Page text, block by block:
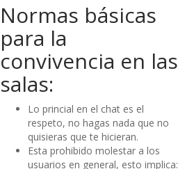
Normas básicas
para la
convivencia en las
salas:
Lo princial en el chat es el
respeto, no hagas nada que no
quisieras que te hicieran.
Esta prohibido molestar a los
usuarios en general, esto implica: